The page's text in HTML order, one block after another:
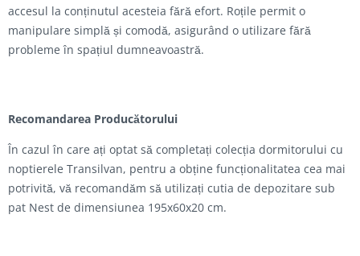
accesul la conținutul acesteia fără efort. Roțile permit o
manipulare simplă și comodă, asigurând o utilizare fără
probleme în spațiul dumneavoastră.
Recomandarea Producătorului
În cazul în care ați optat să completați colecția dormitorului cu
noptierele Transilvan, pentru a obține funcționalitatea cea mai
potrivită, vă recomandăm să utilizați cutia de depozitare sub
pat Nest de dimensiunea 195x60x20 cm.